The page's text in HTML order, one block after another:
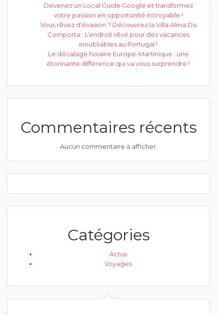
Devenez un Local Guide Google et transformez
votre passion en opportunité incroyable !
Vous rêvez d’évasion ? Découvrez la Villa Alma Da
Comporta : L’endroit rêvé pour des vacances
inoubliables au Portugal !
Le décalage horaire Europe-Martinique : une
étonnante différence qui va vous surprendre !
Commentaires récents
Aucun commentaire à afficher.
Catégories
Actus
Voyages